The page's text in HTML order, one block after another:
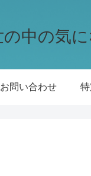
の中の気
お問い合わせ